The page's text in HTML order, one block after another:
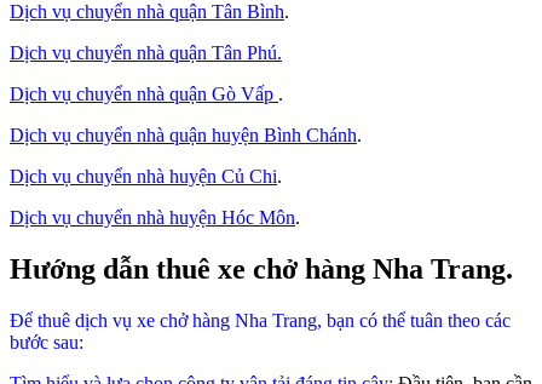
Dịch vụ chuyển nhà quận Tân Bình.
Dịch vụ chuyển nhà quận Tân Phú.
Dịch vụ chuyển nhà quận Gò Vấp .
Dịch vụ chuyển nhà quận huyện Bình Chánh.
Dịch vụ chuyển nhà huyện Củ Chi.
Dịch vụ chuyển nhà huyện Hóc Môn.
Hướng dẫn thuê xe chở hàng Nha Trang.
Để thuê dịch vụ xe chở hàng Nha Trang, bạn có thể tuân theo các
bước sau: